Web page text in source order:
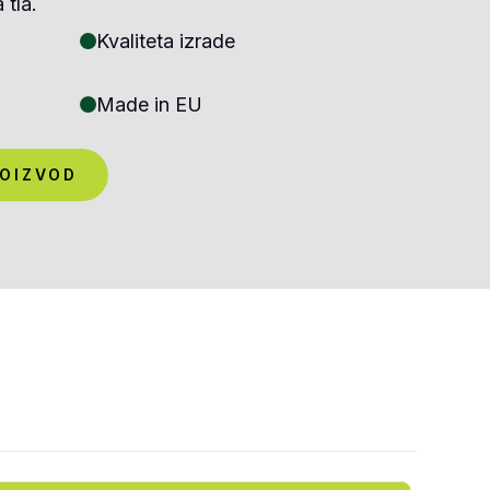
Kvaliteta izrade
Made in EU